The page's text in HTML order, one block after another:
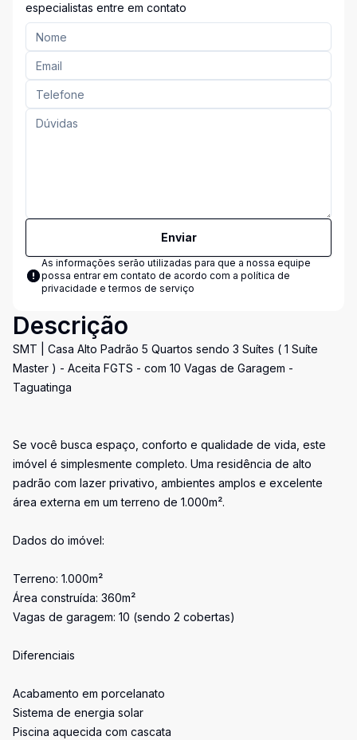
especialistas entre em contato
Enviar
As informações serão utilizadas para que a nossa equipe
possa entrar em contato de acordo com a política de
privacidade e termos de serviço
Descrição
SMT | Casa Alto Padrão 5 Quartos sendo 3 Suítes ( 1 Suíte
Master ) - Aceita FGTS - com 10 Vagas de Garagem -
Taguatinga
Se você busca espaço, conforto e qualidade de vida, este
imóvel é simplesmente completo. Uma residência de alto
padrão com lazer privativo, ambientes amplos e excelente
área externa em um terreno de 1.000m².
Dados do imóvel:
Terreno: 1.000m²
Área construída: 360m²
Vagas de garagem: 10 (sendo 2 cobertas)
Diferenciais
Acabamento em porcelanato
Sistema de energia solar
Piscina aquecida com cascata